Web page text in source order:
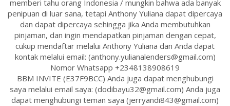
memberi tahu orang Indonesia / mungkin bahwa ada banyak
penipuan di luar sana, tetapi Anthony Yuliana dapat dipercaya
dan dapat dipercaya sehingga jika Anda membutuhkan
pinjaman, dan ingin mendapatkan pinjaman dengan cepat,
cukup mendaftar melalui Anthony Yuliana dan Anda dapat
kontak melalui email: (anthony.yulianalenders@gmail.com)
Nomor Whatsapp +2348138908619
BBM INVITE (E37F9BCC) Anda juga dapat menghubungi
saya melalui email saya: (dodibayu32@gmail.com) Anda juga
dapat menghubungi teman saya (jerryandi843@gmail.com)